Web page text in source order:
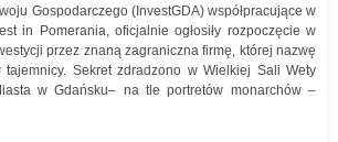
Gospodarczego (InvestGDA) współpracujące w
in Pomerania, oficjalnie ogłosiły rozpoczęcie w
przez znaną zagraniczna firmę, której nazwę
Sekret zdradzono w Wielkiej Sali Wety
w Gdańsku– na tle portretów monarchów –